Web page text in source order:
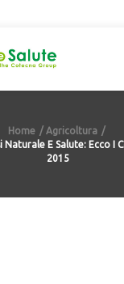
Home
Agricoltura
E Salute: Ecco I
2015